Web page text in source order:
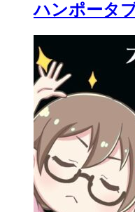
ハンポータ